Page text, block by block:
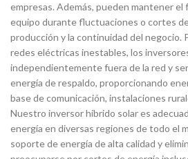
empresas. Además, pueden mantener el
equipo durante fluctuaciones o cortes
producción y la continuidad del negocio.
redes eléctricas inestables, los
independientemente fuera de la red y
energía de respaldo, proporcionando
base de comunicación, instalaciones
Nuestro inversor híbrido solar es
energía en diversas regiones de todo el
soporte de energía de alta calidad y